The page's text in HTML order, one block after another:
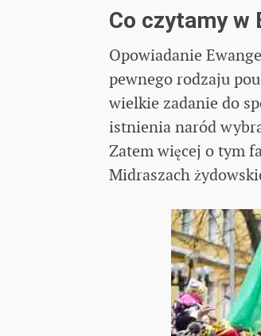
Co czytamy w
Opowiadanie
pewnego rodzaju
wielkie zadanie do
istnienia naród
Zatem więcej o tym
Midraszach